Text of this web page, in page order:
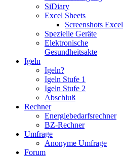
SiDiary
Excel Sheets
Screenshots Excel
Spezielle Geräte
Elektronische
Gesundheitsakte
Igeln
Igeln?
Igeln Stufe 1
Igeln Stufe 2
Abschluß
Rechner
Energiebedarfsrechner
BZ-Rechner
Umfrage
Anonyme Umfrage
Forum